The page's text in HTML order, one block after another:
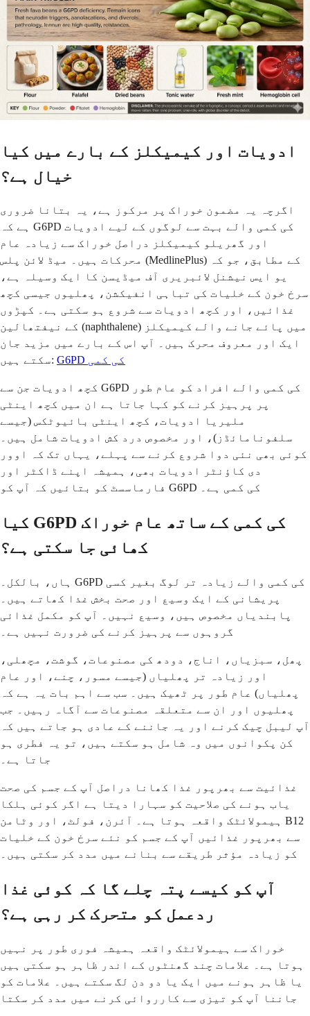
ادویات اور کیمیکلز کے بارے میں کیا
خیال ہے؟
اگرچہ یہ مضمون خوراک پر مرکوز ہے، یہ بتانا ضروری
ہے کہ G6PD کی کمی والے بہت سے لوگوں کے لیے ادویات
اور گھریلو کیمیکلز دراصل خوراک سے زیادہ عام
محرکات ہیں۔ میڈ لائن پلس (MedlinePlus) کے مطابق، جو کہ
یو ایس نیشنل لائبریری آف میڈیسن کا ایک وسیلہ ہے،
سرخ خون کے خلیات کی تباہی انفیکشن، پھلیوں جیسی کچھ
غذائیں، اور کچھ ادویات سے شروع ہو سکتی ہے۔ کپڑوں
کے نیفتھالین (naphthalene) میں پائے جانے والے کیمیکلز
ایک اور معروف محرک ہیں۔ آپ اس کے بارے میں مزید جان
سکتے ہیں:
G6PD کی کمی
کچھ ادویات جن سے G6PD کی کمی والے افراد کو عام طور
پر پرہیز کرنے کو کہا جاتا ہے ان میں کچھ اینٹی
ملیریا ادویات، کچھ اینٹی بائیوٹکس (جیسے
سلفونامائڈز)، اور مخصوص درد کش ادویات شامل ہیں۔
کوئی بھی نئی دوا شروع کرنے سے پہلے، یہاں تک کہ اوور
دی کاؤنٹر ادویات بھی، ہمیشہ اپنے ڈاکٹر اور
فارماسسٹ کو بتائیں کہ آپ کو G6PD کی کمی ہے۔
کیا G6PD کی کمی کے ساتھ عام خوراک
کھائی جا سکتی ہے؟
ہاں، بالکل۔ G6PD کی کمی والے زیادہ تر لوگ بغیر کسی
پریشانی کے ایک وسیع اور صحت بخش غذا کھاتے ہیں۔
پابندیاں مخصوص ہیں، وسیع نہیں۔ آپ کو مکمل غذائی
گروہوں سے پرہیز کرنے کی ضرورت نہیں ہے۔
پھل، سبزیاں، اناج، دودھ کی مصنوعات، گوشت، مچھلی،
اور زیادہ تر پھلیاں (جیسے مسور، چنے، اور عام
پھلیاں) عام طور پر ٹھیک ہیں۔ سب سے اہم بات یہ ہے کہ
پھلیوں اور ان سے متعلقہ مصنوعات سے آگاہ رہیں۔ جب
آپ لیبل چیک کرنے اور یہ جاننے کے عادی ہو جاتے ہیں کہ
کن پکوانوں میں وہ شامل ہو سکتے ہیں، تو یہ فطری ہو
جاتا ہے۔
غذائیت سے بھرپور غذا کھانا دراصل آپ کے جسم کی صحت
یاب ہونے کی صلاحیت کو سہارا دیتا ہے اگر کوئی ہلکا
ہیمولائٹک واقعہ ہوتا ہے۔ آئرن، فولٹ، اور وٹامن B12
سے بھرپور غذائیں آپ کے جسم کو نئے سرخ خون کے خلیات
کو زیادہ مؤثر طریقے سے بنانے میں مدد کر سکتی ہیں۔
آپ کو کیسے پتہ چلے گا کہ کوئی غذا
ردعمل کو متحرک کر رہی ہے؟
خوراک سے ہیمولائٹک واقعہ ہمیشہ فوری طور پر نہیں
ہوتا ہے۔ علامات چند گھنٹوں کے اندر ظاہر ہو سکتی ہیں
یا ظاہر ہونے میں ایک یا دو دن لگ سکتے ہیں۔ علامات کو
جاننا آپ کو تیزی سے کارروائی کرنے میں مدد کر سکتا